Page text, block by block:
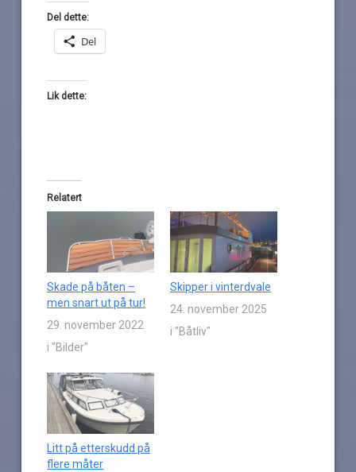
Del dette:
Del
Lik dette:
Relatert
Skade på båten –
men snart ut på tur!
29. november 2022
i "Bilder"
Skipper i vinterdvale
24. november 2025
i "Båtliv"
Litt på etterskudd på
flere måter